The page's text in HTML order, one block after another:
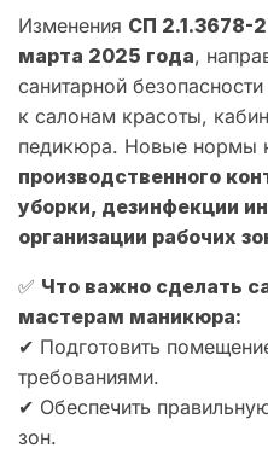
Изменения СП 2.1.3678-
марта 2025 года,
санитарной
к салонам красоты,
педикюра. Новые нормы
производственного
уборки, дезинфекции
организации рабочих
✅ Что важно сделать
мастерам маникюра:
✔ Подготовить
требованиями.
✔ Обеспечить
зон.